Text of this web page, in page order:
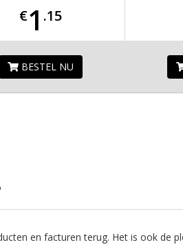
€1 .15
BESTEL NU
en facturen terug. Het is ook de